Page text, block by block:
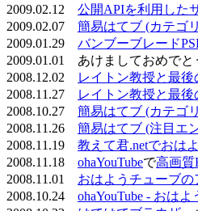
2009.02.12 公開APIを利用した
2009.02.07 簡易はてブ (カテゴ
2009.01.29 バンブーブレード
2009.01.01 あけましておめでと
2008.12.02
レイトン教授と最
2008.11.27
レイトン教授と最
2008.10.27 簡易はてブ (カテゴ
2008.11.26 簡易はてブ (注目エ
2008.11.19 教えて君.netでおは
2008.11.18 ohaYouTubeで高画質
2008.11.01 おはようチューブ
2008.10.24 ohaYouTube - おは